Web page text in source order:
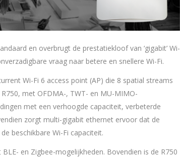
en overbrugt de prestatiekloof van ‘gigabit’ Wi-
vraag naar betere en snellere Wi-Fi.
Wi-Fi 6 access point (AP) die 8 spatial streams
met OFDMA-, TWT- en MU-MIMO-
met een verhoogde capaciteit, verbeterde
zorgt multi-gigabit ethernet ervoor dat de
beschikbare Wi-Fi capaciteit.
en Zigbee-mogelijkheden. Bovendien is de R750